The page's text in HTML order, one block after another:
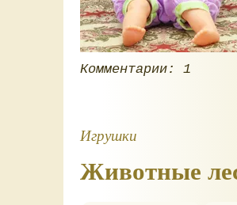
Комментарии: 1
Игрушки
Животные